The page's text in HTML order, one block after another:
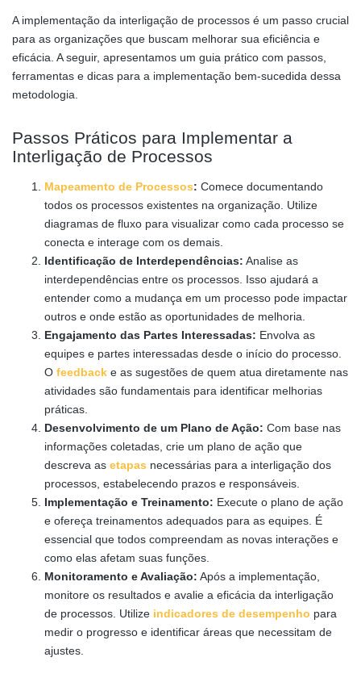
A implementação da interligação de processos é um passo crucial
para as organizações que buscam melhorar sua eficiência e
eficácia. A seguir, apresentamos um guia prático com passos,
ferramentas e dicas para a implementação bem-sucedida dessa
metodologia.
Passos Práticos para Implementar a
Interligação de Processos
Mapeamento de Processos: Comece documentando
todos os processos existentes na organização. Utilize
diagramas de fluxo para visualizar como cada processo se
conecta e interage com os demais.
Identificação de Interdependências: Analise as
interdependências entre os processos. Isso ajudará a
entender como a mudança em um processo pode impactar
outros e onde estão as oportunidades de melhoria.
Engajamento das Partes Interessadas: Envolva as
equipes e partes interessadas desde o início do processo.
O feedback e as sugestões de quem atua diretamente nas
atividades são fundamentais para identificar melhorias
práticas.
Desenvolvimento de um Plano de Ação: Com base nas
informações coletadas, crie um plano de ação que
descreva as etapas necessárias para a interligação dos
processos, estabelecendo prazos e responsáveis.
Implementação e Treinamento: Execute o plano de ação
e ofereça treinamentos adequados para as equipes. É
essencial que todos compreendam as novas interações e
como elas afetam suas funções.
Monitoramento e Avaliação: Após a implementação,
monitore os resultados e avalie a eficácia da interligação
de processos. Utilize indicadores de desempenho para
medir o progresso e identificar áreas que necessitam de
ajustes.